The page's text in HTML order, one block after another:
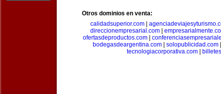
Otros dominios en venta:
calidadsuperior.com|
direccionempresarial.com
ofertasdeproductos.com|
bodegasdeargentina.com| solopublicidad.com
tecnologiacorporativa.com